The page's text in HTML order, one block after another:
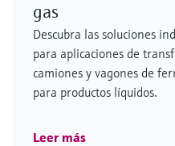
gas
Descubra las soluciones
para aplicaciones de
camiones y vagones de
para productos líquidos.
Leer más